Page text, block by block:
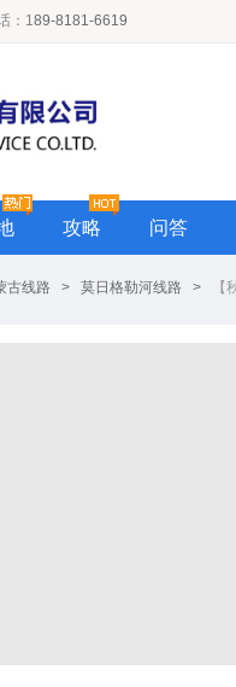
：189-8181-6619
攻略 问答
古线路 > 莫日格勒河线路 >